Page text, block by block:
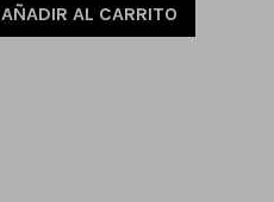
AÑADIR AL CARRITO